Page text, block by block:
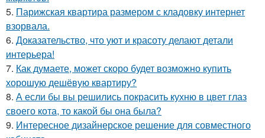
5. Парижская квартира размером с кладовку интернет
взорвала.
6. Доказательство, что уют и красоту делают детали
интерьера!
7. Как думаете, может скоро будет возможно купить
хорошую дешёвую квартиру?
8. А если бы вы решились покрасить кухню в цвет глаз
своего кота, то какой бы она была?
9. Интересное дизайнерское решение для совместного